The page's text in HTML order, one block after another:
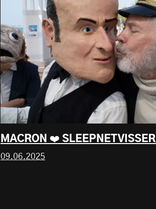
MACRON ❤️
09.06.2025